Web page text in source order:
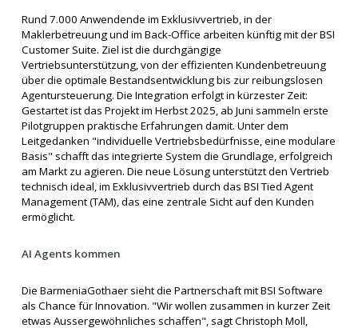
Rund 7.000 Anwendende im Exklusivvertrieb, in der
Maklerbetreuung und im Back-Office arbeiten künftig mit der BSI
Customer Suite. Ziel ist die durchgängige
Vertriebsunterstützung, von der effizienten Kundenbetreuung
über die optimale Bestandsentwicklung bis zur reibungslosen
Agentursteuerung. Die Integration erfolgt in kürzester Zeit:
Gestartet ist das Projekt im Herbst 2025, ab Juni sammeln erste
Pilotgruppen praktische Erfahrungen damit. Unter dem
Leitgedanken "individuelle Vertriebsbedürfnisse, eine modulare
Basis" schafft das integrierte System die Grundlage, erfolgreich
am Markt zu agieren. Die neue Lösung unterstützt den Vertrieb
technisch ideal, im Exklusivvertrieb durch das BSI Tied Agent
Management (TAM), das eine zentrale Sicht auf den Kunden
ermöglicht.
AI Agents kommen
Die BarmeniaGothaer sieht die Partnerschaft mit BSI Software
als Chance für Innovation. "Wir wollen zusammen in kurzer Zeit
etwas Aussergewöhnliches schaffen", sagt Christoph Moll,